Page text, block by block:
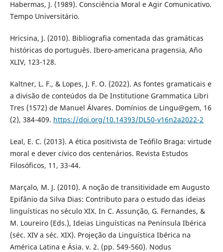
Habermas, J. (1989). Consciência Moral e Agir Comunicativo.
Tempo Universitário.
Hricsina, J. (2010). Bibliografia comentada das gramáticas
históricas do português. Ibero-americana pragensia, Año
XLIV, 123-128.
Kaltner, L. F., & Lopes, J. F. O. (2022). As fontes gramaticais e
a divisão de conteúdos da De Institutione Grammatica Libri
Tres (1572) de Manuel Álvares. Domínios de Lingu@gem, 16
(2), 384-409. https://doi.org/10.14393/DL50-v16n2a2022-2
Leal, E. C. (2013). A ética positivista de Teófilo Braga: virtude
moral e dever cívico dos centenários. Revista Estudos
Filosóficos, 11, 33-44.
Marçalo, M. J. (2010). A noção de transitividade em Augusto
Epifânio da Silva Dias: Contributo para o estudo das ideias
linguísticas no século XIX. In C. Assunção, G. Fernandes, &
M. Loureiro (Eds.), Ideias Linguísticas na Península Ibérica
(séc. XIV a séc. XIX). Projeção da Linguística Ibérica na
América Latina e Ásia. v. 2. (pp. 549-560). Nodus